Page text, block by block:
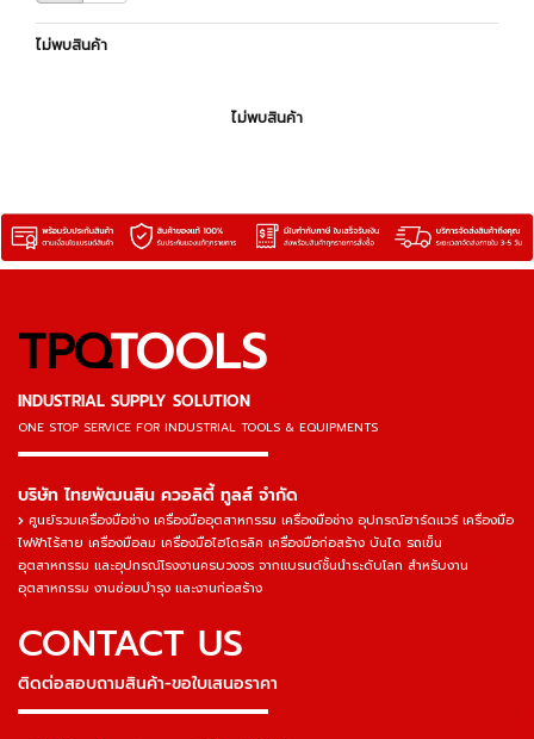
ไม่พบสินค้า
ไม่พบสินค้า
TPQTOOLS
INDUSTRIAL SUPPLY SOLUTION
ONE STOP SERVICE FOR INDUSTRIAL TOOLS & EQUIPMENTS
▬▬▬▬▬▬▬▬▬▬▬▬▬▬▬
บริษัท ไทยพัฒนสิน ควอลิตี้ ทูลส์ จำกัด
ศูนย์รวมเครื่องมือช่าง เครื่องมืออุตสาหกรรม เครื่องมือช่าง อุปกรณ์ฮาร์ดแวร์ เครื่องมือ
ไฟฟ้าไร้สาย เครื่องมือลม เครื่องมือไฮโดรลิค เครื่องมือก่อสร้าง บันได รถเข็น
อุตสาหกรรม และอุปกรณ์โรงงานครบวงจร จากแบรนด์ชั้นนำระดับโลก สำหรับงาน
อุตสาหกรรม งานซ่อมบำรุง และงานก่อสร้าง
CONTACT US
ติดต่อสอบถามสินค้า-ขอใบเสนอราคา
▬▬▬▬▬▬▬▬▬▬▬▬▬▬▬